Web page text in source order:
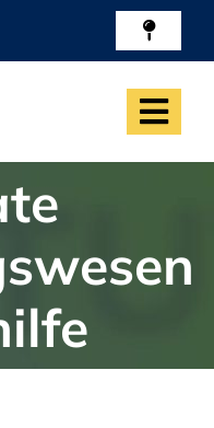
81a, 8050 Zürich
Toggle